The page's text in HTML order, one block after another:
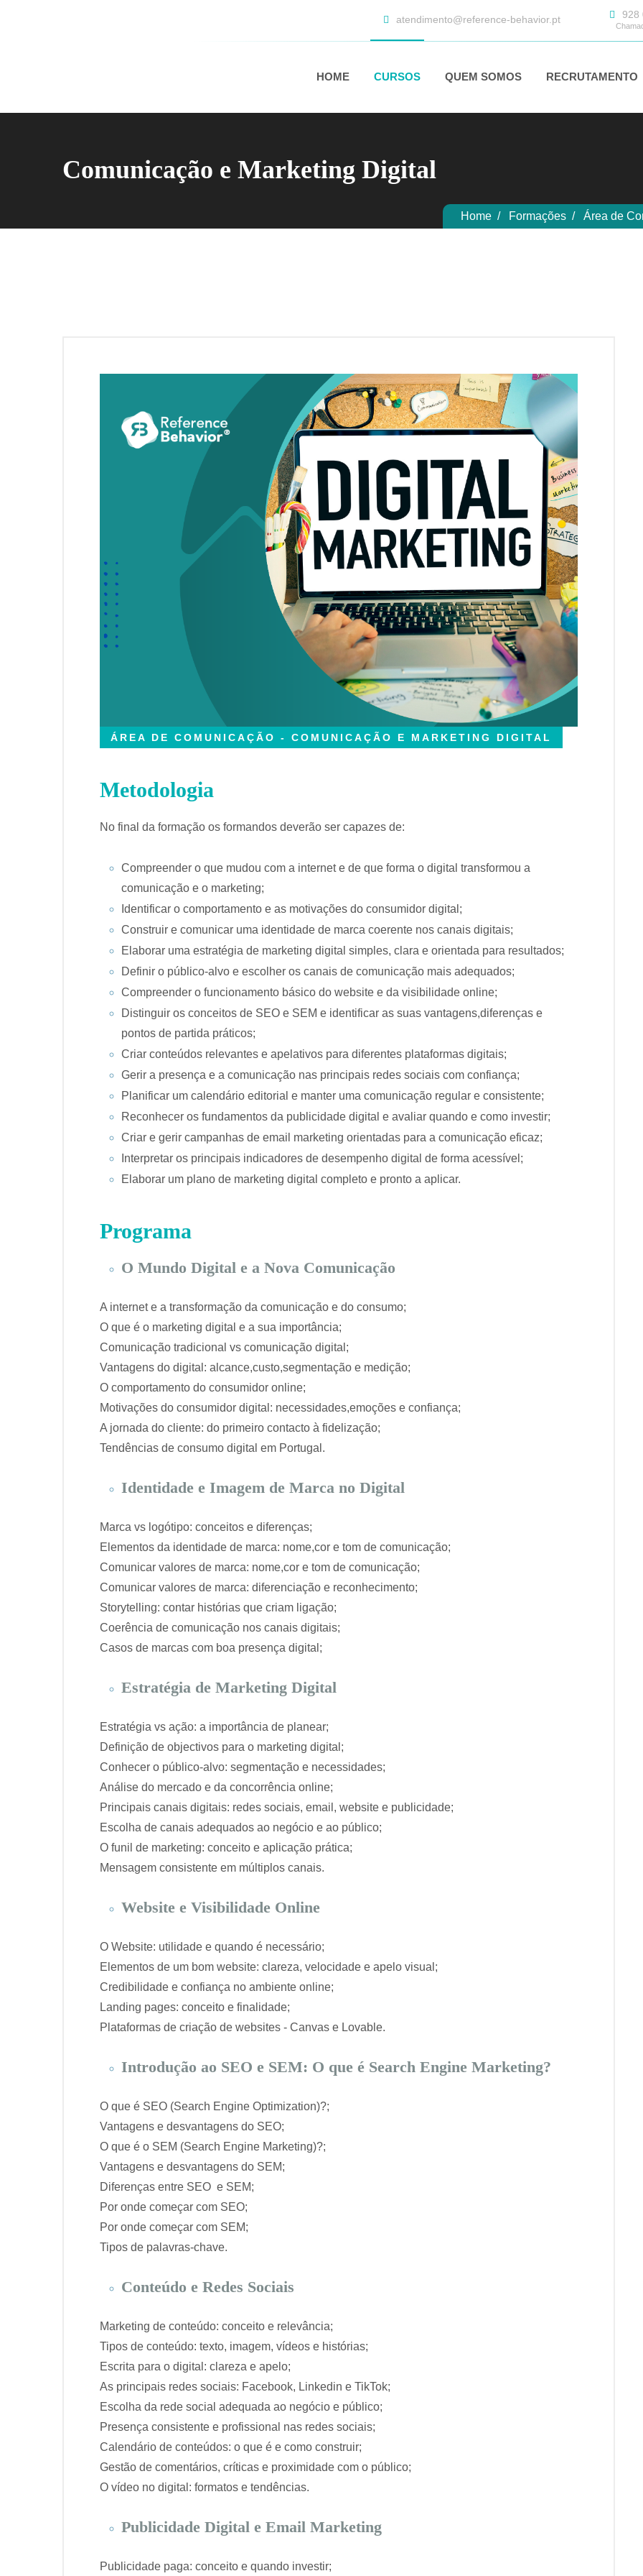
atendimento@reference-behavior.pt 928
HOME CURSOS QUEM SOMOS RECRUTAMENTO
Comunicação e Marketing Digital
Home Formações Área de
ÁREA DE COMUNICAÇÃO - COMUNICAÇÃO E MARKETING DIGITAL
Metodologia
No final da formação os formandos deverão ser capazes de:
Compreender o que mudou com a internet e de que forma o digital transformou a
comunicação e o marketing;
Identificar o comportamento e as motivações do consumidor digital;
Construir e comunicar uma identidade de marca coerente nos canais digitais;
Elaborar uma estratégia de marketing digital simples, clara e orientada para resultados;
Definir o público-alvo e escolher os canais de comunicação mais adequados;
Compreender o funcionamento básico do website e da visibilidade online;
Distinguir os conceitos de SEO e SEM e identificar as suas vantagens,diferenças e
pontos de partida práticos;
Criar conteúdos relevantes e apelativos para diferentes plataformas digitais;
Gerir a presença e a comunicação nas principais redes sociais com confiança;
Planificar um calendário editorial e manter uma comunicação regular e consistente;
Reconhecer os fundamentos da publicidade digital e avaliar quando e como investir;
Criar e gerir campanhas de email marketing orientadas para a comunicação eficaz;
Interpretar os principais indicadores de desempenho digital de forma acessível;
Elaborar um plano de marketing digital completo e pronto a aplicar.
Programa
O Mundo Digital e a Nova Comunicação
A internet e a transformação da comunicação e do consumo;
O que é o marketing digital e a sua importância;
Comunicação tradicional vs comunicação digital;
Vantagens do digital: alcance,custo,segmentação e medição;
O comportamento do consumidor online;
Motivações do consumidor digital: necessidades,emoções e confiança;
A jornada do cliente: do primeiro contacto à fidelização;
Tendências de consumo digital em Portugal.
Identidade e Imagem de Marca no Digital
Marca vs logótipo: conceitos e diferenças;
Elementos da identidade de marca: nome,cor e tom de comunicação;
Comunicar valores de marca: nome,cor e tom de comunicação;
Comunicar valores de marca: diferenciação e reconhecimento;
Storytelling: contar histórias que criam ligação;
Coerência de comunicação nos canais digitais;
Casos de marcas com boa presença digital;
Estratégia de Marketing Digital
Estratégia vs ação: a importância de planear;
Definição de objectivos para o marketing digital;
Conhecer o público-alvo: segmentação e necessidades;
Análise do mercado e da concorrência online;
Principais canais digitais: redes sociais, email, website e publicidade;
Escolha de canais adequados ao negócio e ao público;
O funil de marketing: conceito e aplicação prática;
Mensagem consistente em múltiplos canais.
Website e Visibilidade Online
O Website: utilidade e quando é necessário;
Elementos de um bom website: clareza, velocidade e apelo visual;
Credibilidade e confiança no ambiente online;
Landing pages: conceito e finalidade;
Plataformas de criação de websites - Canvas e Lovable.
Introdução ao SEO e SEM: O que é Search Engine Marketing?
O que é SEO (Search Engine Optimization)?;
Vantagens e desvantagens do SEO;
O que é o SEM (Search Engine Marketing)?;
Vantagens e desvantagens do SEM;
Diferenças entre SEO e SEM;
Por onde começar com SEO;
Por onde começar com SEM;
Tipos de palavras-chave.
Conteúdo e Redes Sociais
Marketing de conteúdo: conceito e relevância;
Tipos de conteúdo: texto, imagem, vídeos e histórias;
Escrita para o digital: clareza e apelo;
As principais redes sociais: Facebook, Linkedin e TikTok;
Escolha da rede social adequada ao negócio e público;
Presença consistente e profissional nas redes sociais;
Calendário de conteúdos: o que é e como construir;
Gestão de comentários, críticas e proximidade com o público;
O vídeo no digital: formatos e tendências.
Publicidade Digital e Email Marketing
Publicidade paga: conceito e quando investir;